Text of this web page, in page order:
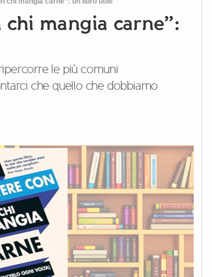
mangia carne”:
le più comuni
che quello che dobbiamo